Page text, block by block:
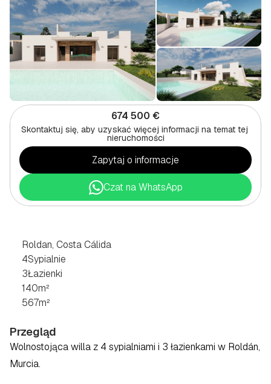
674 500 €
Skontaktuj się, aby uzyskać więcej informacji na temat tej
nieruchomości
Zapytaj o informacje
Czat na WhatsApp
Roldan, Costa Cálida
4Sypialnie
3Łazienki
140m²
567m²
Przegląd
Wolnostojąca willa z 4 sypialniami i 3 łazienkami w Roldán,
Murcia.